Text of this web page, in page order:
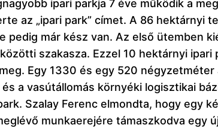
ipari parkja 7 éve működik a
az „ipari park” címet. A 86 hektárnyi
pedig már kész van. Az első ütemben
szakasza. Ezzel 10 hektárnyi
Egy 1330 és egy 520
a vasútállomás környéki logisztikai
Szalay Ferenc elmondta, hogy egy
munkaerejére támaszkodva egy